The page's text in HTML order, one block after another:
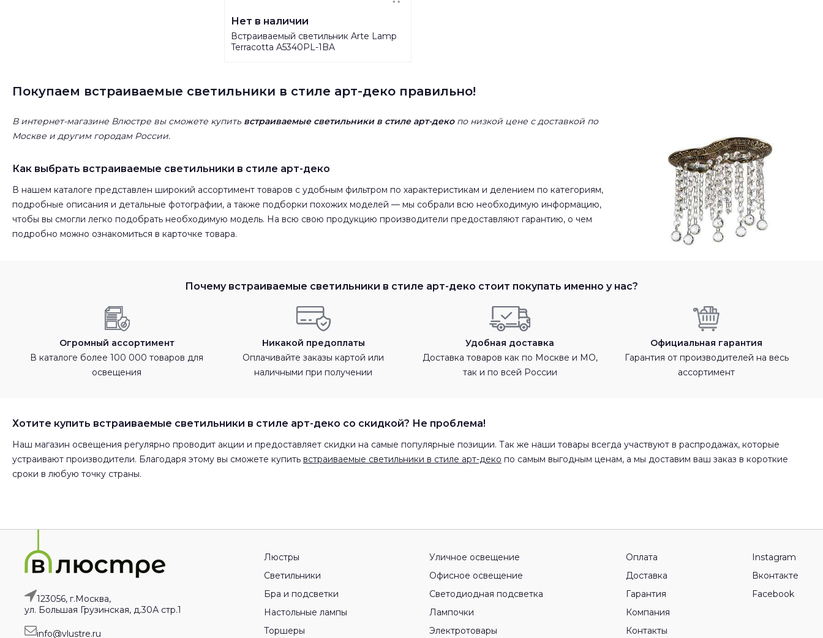
Нет в наличии
Встраиваемый светильник Arte Lamp
Terracotta A5340PL-1BA
Покупаем встраиваемые светильники в стиле арт-деко правильно!
В интернет-магазине Влюстре вы сможете купить встраиваемые светильники в стиле арт-декопо низкой цене с доставкой по
Москве и другим городам России.
Как выбрать встраиваемые светильники в стиле арт-деко
В нашем каталоге представлен широкий ассортимент товаров с удобным фильтром по характеристикам и делением по категориям,
подробные описания и детальные фотографии, а также подборки похожих моделей — мы собрали всю необходимую информацию,
чтобы вы смогли легко подобрать необходимую модель. На всю свою продукцию производители предоставляют гарантию, о чем
подробно можно ознакомиться в карточке товара.
Почему встраиваемые светильники в стиле арт-деко стоит покупать именно у нас?
Огромный ассортимент
В каталоге более 100 000 товаров для
освещения
Никакой предоплаты
Оплачивайте заказы картой или
наличными при получении
Удобная доставка
Доставка товаров как по Москве и МО,
так и по всей России
Официальная гарантия
Гарантия от производителей на весь
ассортимент
Хотите купить встраиваемые светильники в стиле арт-деко со скидкой? Не проблема!
Наш магазин освещения регулярно проводит акции и предоставляет скидки на самые популярные позиции. Так же наши товары всегда участвуют в распродажах, которые
устраивают производители. Благодаря этому вы сможете купить встраиваемые светильники в стиле арт-деко по самым выгодным ценам, а мы доставим ваш заказ в короткие
сроки в любую точку страны.
123056, г.Москва,
ул. Большая Грузинская, д.30А стр.1
info@vlustre.ru
Люстры
Светильники
Бра и подсветки
Настольные лампы
Торшеры
Уличное освещение
Офисное освещение
Светодиодная подсветка
Лампочки
Электротовары
Оплата
Доставка
Гарантия
Компания
Контакты
Instagram
Вконтакте
Facebook